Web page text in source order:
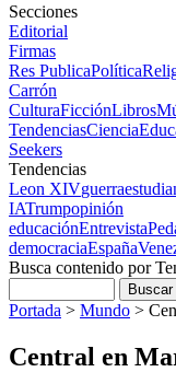
Secciones
Editorial
Firmas
Res PublicaPolítica
Carrón
CulturaFicciónLibros
TendenciasCiencia
Seekers
Tendencias
Leon XIVguerra
IATrumpopinión
educaciónEntrevista
democraciaEspaña
Busca contenido por
Portada > Mundo >
Central en